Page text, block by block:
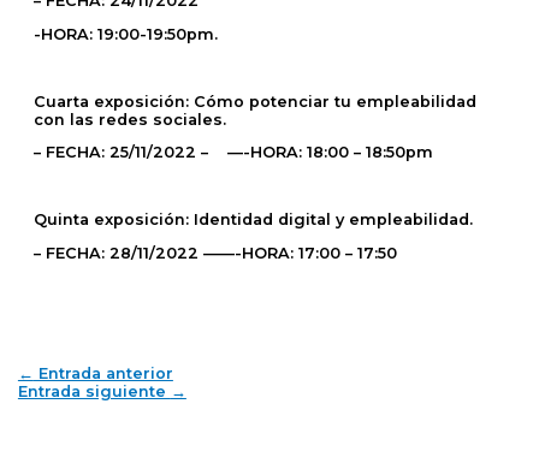
-HORA: 19:00-19:50pm.
Cuarta exposición: Cómo potenciar tu empleabilidad
con las redes sociales.
– FECHA: 25/11/2022 – —-HORA: 18:00 – 18:50pm
Quinta exposición: Identidad digital y empleabilidad.
– FECHA: 28/11/2022 ——-HORA: 17:00 – 17:50
← Entrada anterior
Entrada siguiente →